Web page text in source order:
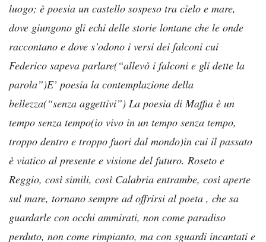
luogo; è poesia un castello sospeso tra cielo e mare,
dove giungono gli echi delle storie lontane che le onde
raccontano e dove s’odono i versi dei falconi cui
Federico sapeva parlare(“allevò i falconi e gli dette la
parola”)E’ poesia la contemplazione della
bellezza(“senza aggettivi”) La poesia di Maffia è un
tempo senza tempo(io vivo in un tempo senza tempo,
troppo dentro e troppo fuori dal mondo)in cui il passato
è viatico al presente e visione del futuro. Roseto e
Reggio, così simili, così Calabria entrambe, così aperte
sul mare, tornano sempre ad offrirsi al poeta , che sa
guardarle con occhi ammirati, non come paradiso
perduto, non come rimpianto, ma con sguardi incantati e